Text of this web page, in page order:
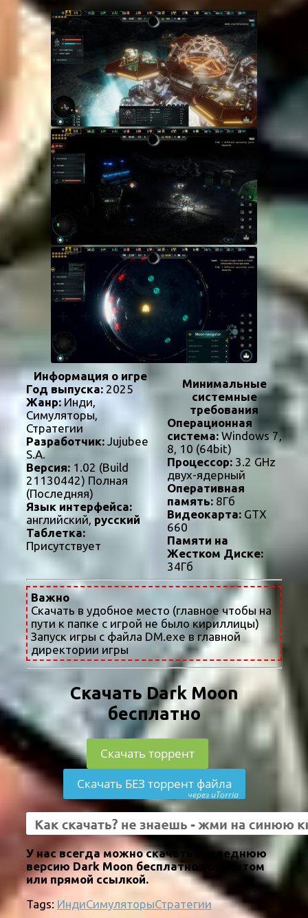
Информация о игре
Год выпуска: 2025
Жанр:Инди,
Симуляторы,
Стратегии
Разработчик:Jujubee
S.A.
Версия: 1.02 (Build
21130442) Полная
(Последняя)
Язык интерфейса:
английский, русский
Таблетка:
Присутствует
Минимальные
системные
требования
Операционная
система:Windows 7,
8, 10 (64bit)
Процессор:3.2 GHz
двух-ядерный
Оперативная
память:8Гб
Видеокарта:GTX
660
Памяти на
Жестком Диске:
34Гб
Важно
Скачать в удобное место (главное чтобы на
пути к папке с игрой не было кириллицы)
Запуск игры с файла DM.exe в главной
директории игры
Скачать Dark Moon
бесплатно
Скачать торрент
Скачать БЕЗ торрент файла
через uTorria
У нас всегда можно скачать последнюю
версию Dark Moon бесплатно торрентом
или прямой ссылкой.
Tags: ИндиСимуляторыСтратегии